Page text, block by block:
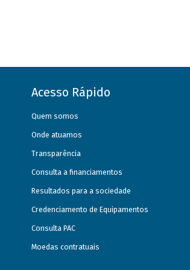
Acesso Rápido
Quem somos
Onde atuamos
Transparência
Consulta a financiamentos
Resultados para a sociedade
Credenciamento de Equipamentos
Consulta PAC
Moedas contratuais